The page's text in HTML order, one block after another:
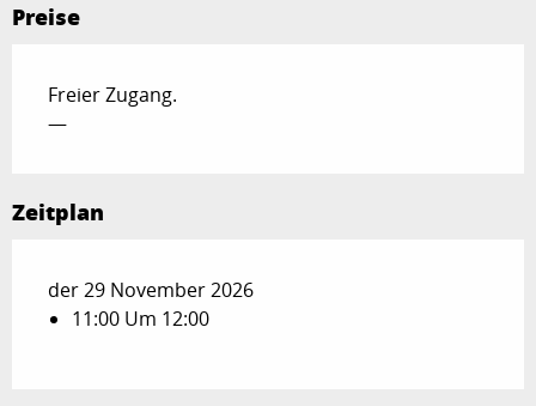
Preise
Freier Zugang.
—
Zeitplan
der 29 November 2026
11:00 Um 12:00